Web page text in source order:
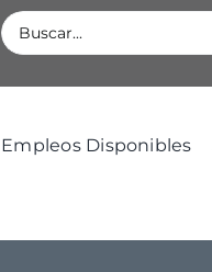
Buscar:
Empleos Disponibles